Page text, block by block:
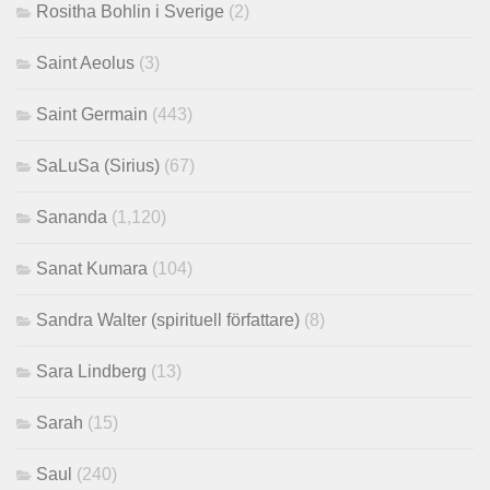
Rositha Bohlin i Sverige (2)
Saint Aeolus (3)
Saint Germain (443)
SaLuSa (Sirius) (67)
Sananda (1,120)
Sanat Kumara (104)
Sandra Walter (spirituell författare) (8)
Sara Lindberg (13)
Sarah (15)
Saul (240)